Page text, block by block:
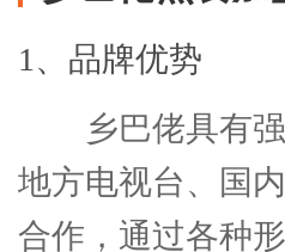
1、品牌优势
乡巴佬具有
地方电视台、国
合作，通过各种